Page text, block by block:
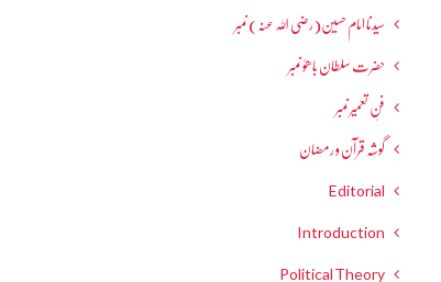
سیدنا امام حسین(رضی اللہ عنہ) نمبر
حضرت سلطان باھوؒ نمبر
فنِ تعمیر نمبر
گوشہ قرآن و رمضان
Editorial
Introduction
Political Theory